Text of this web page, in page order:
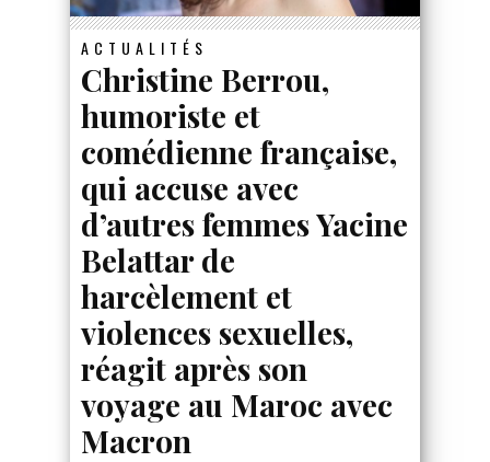
ACTUALITÉS
Christine Berrou,
humoriste et
comédienne française,
qui accuse avec
d’autres femmes Yacine
Belattar de
harcèlement et
violences sexuelles,
réagit après son
voyage au Maroc avec
Macron